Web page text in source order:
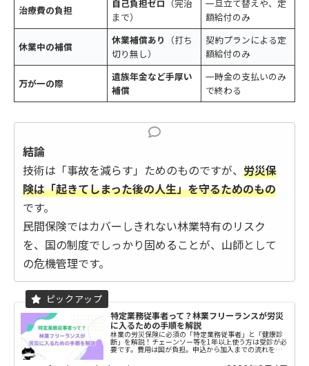
治療費の負担
自己負担ゼロ （完治
まで）
一旦立て替えや、定
額給付のみ
休業中の補償
休業補償あり
（打ち
切り無し）
契約プランによる定
額給付のみ
万が一の際
遺族年金など手厚い
補償
一時金の支払いのみ
で終わる
結論
技術は「事故を減らす」ためのものですが、 労災保
険は「起きてしまった後の人生」を守るためのもの
です。
民間保険ではカバーしきれない林業特有のリスク
を、国の制度でしっかり固めることが、山師として
の危機管理です。
特定業務従事者って？林業フリーランスが労災
に入るための手順を解説
林業の労災保険に必須の「特定業務従事者」と「健康診
断」を解説！チェーンソー等を1年以上使う方は受診が必
要です。費用は国が負担。申込から加入までの流れを優